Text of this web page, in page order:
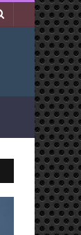
Search